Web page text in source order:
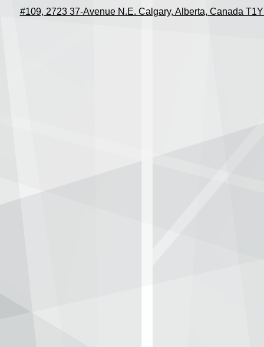
#109, 2723 37-Avenue N.E. Calgary, Alberta, Canada